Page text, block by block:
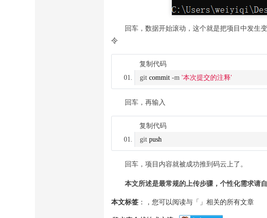
回车，数据开始滚动，这个就是把项目中发生
令
复制代码
git commit -m '本次提交的注释'
回车，再输入
复制代码
git push
回车，项目内容就被成功推到码云上了。
本文所述是最常规的上传步骤，个性化需求请自
本文标签 ：，您可以阅读与「」相关的所有文章